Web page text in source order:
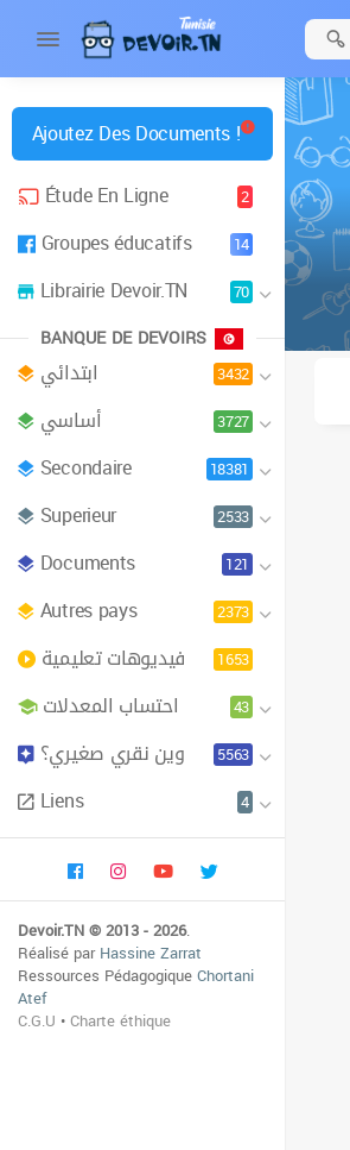
Ajoutez Des Documents !
Étude En Ligne
2
Groupes éducatifs 14
Librairie Devoir.TN 70
BANQUE DE DEVOIRS
ابتدائي 3432
أساسي 3727
Secondaire 18381
Superieur 2533
Documents 121
Autres pays 2373
فيديوهات تعليمية 1653
احتساب المعدلات 43
وين نقري صغيري؟ 5563
Liens 4
Devoir.TN © 2013 - 2026.
Réalisé parHassine Zarrat
Ressources PédagogiqueChortani
Atef
C.G.U •Charte éthique